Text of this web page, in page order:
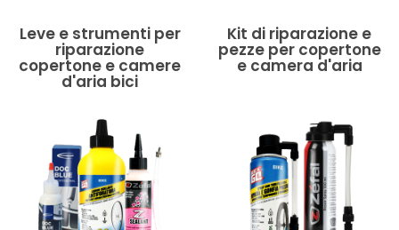
Leve e strumenti per
riparazione
copertone e camere
d'aria bici
Kit di riparazione e
pezze per copertone
e camera d'aria